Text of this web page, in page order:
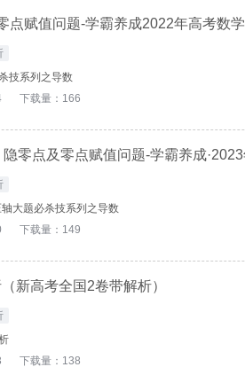
技系列之导数
下载量：166
大题必杀技系列之导数
下载量：149
新高考全国2卷带解析）
下载量：138